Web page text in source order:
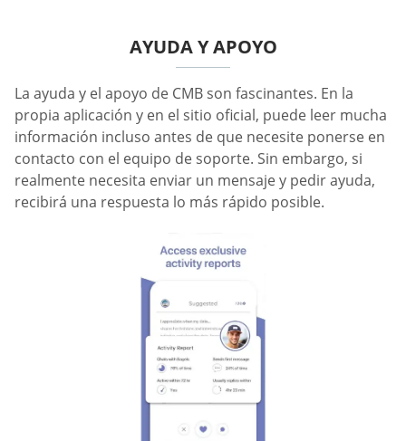
AYUDA Y APOYO
La ayuda y el apoyo de CMB son fascinantes. En la
propia aplicación y en el sitio oficial, puede leer mucha
información incluso antes de que necesite ponerse en
contacto con el equipo de soporte. Sin embargo, si
realmente necesita enviar un mensaje y pedir ayuda,
recibirá una respuesta lo más rápido posible.